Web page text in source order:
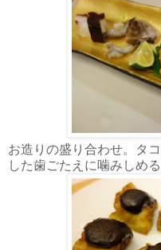
お造りの盛り合わせ。タ
した歯ごたえに噛みしめ